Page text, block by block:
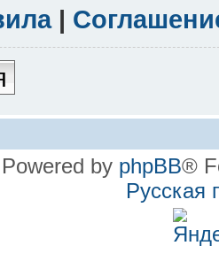
|
Powered by phpBB®
Русская